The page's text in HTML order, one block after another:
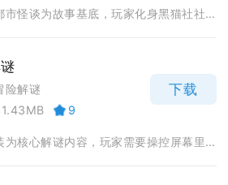
黑猫奇闻社以雾城各类都市怪谈为故事基底，玩家化身黑猫社社...
险解谜
9
下载
倒水解谜以彩色液体分装为核心解谜内容，玩家需要操控屏幕里...